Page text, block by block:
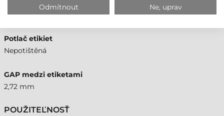
Potlač etikiet
Nepotištěná
GAP medzi etiketami
2,72 mm
POUŽITEĽNOSŤ
Odmítnout Ne, uprav